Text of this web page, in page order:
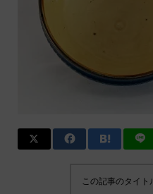
この記事のタイト